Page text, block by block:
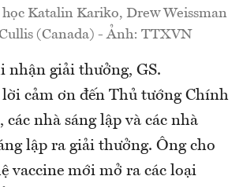
học Katalin Kariko, Drew Weissman
(Canada) - Ảnh: TTXVN
nhận giải thưởng, GS.
lời cảm ơn đến Thủ tướng Chính
nhà sáng lập và các nhà
lập ra giải thưởng. Ông cho
vaccine mới mở ra các loại